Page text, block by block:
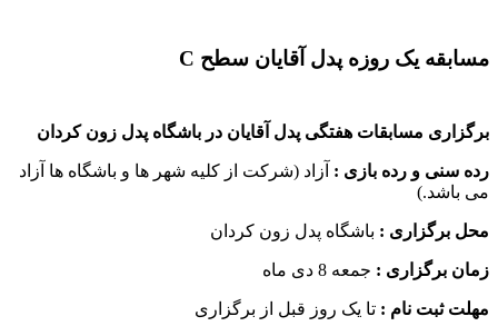
مسابقه یک روزه پدل آقایان سطح C
برگزاری مسابقات هفتگی پدل آقایان در باشگاه پدل زون کردان
رده سنی و رده بازی : آزاد (شرکت از کلیه شهر ها و باشگاه ها آزاد
می باشد.)
محل برگزاری : باشگاه پدل زون کردان
زمان برگزاری : جمعه 8 دی ماه
مهلت ثبت نام : تا یک روز قبل از برگزاری